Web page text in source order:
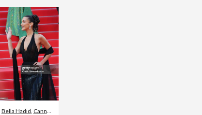
Bella Hadid Cannes